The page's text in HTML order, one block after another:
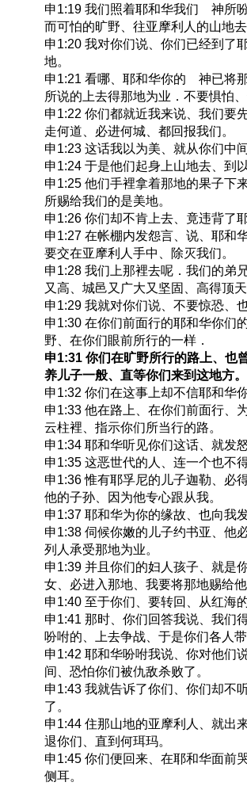
申1:19 我们照着耶和华我们 神所
而可怕的旷野、往亚摩利人的山地
申1:20 我对你们说、你们已经到
地。
申1:21 看哪、耶和华你的 神已将
所说的上去得那地为业．不要惧怕、
申1:22 你们都就近我来说、我们要
走何道、必进何城、都回报我们。
申1:23 这话我以为美、就从你们中
申1:24 于是他们起身上山地去、到
申1:25 他们手裡拿着那地的果子
所赐给我们的是美地。
申1:26 你们却不肯上去、竟违背了
申1:27 在帐棚内发怨言、说、耶和
要交在亚摩利人手中、除灭我们。
申1:28 我们上那裡去呢．我们的弟
又高、城邑又广大又坚固、高得顶
申1:29 我就对你们说、不要惊恐、
申1:30 在你们前面行的耶和华你
野、在你们眼前所行的一样．
申1:31 你们在旷野所行的路上、
养儿子一般、直等你们来到这地方。
申1:32 你们在这事上却不信耶和华
申1:33 他在路上、在你们前面行、
云柱裡、指示你们所当行的路。
申1:34 耶和华听见你们这话、就发
申1:35 这恶世代的人、连一个也不
申1:36 惟有耶孚尼的儿子迦勒、必
他的子孙、因为他专心跟从我。
申1:37 耶和华为你的缘故、也向我
申1:38 伺候你嫩的儿子约书亚、他
列人承受那地为业。
申1:39 并且你们的妇人孩子、就是
女、必进入那地、我要将那地赐给
申1:40 至于你们、要转回、从红海
申1:41 那时、你们回答我说、我
吩咐的、上去争战、于是你们各人
申1:42 耶和华吩咐我说、你对他们
间、恐怕你们被仇敌杀败了。
申1:43 我就告诉了你们、你们却不
了。
申1:44 住那山地的亚摩利人、就出
退你们、直到何珥玛。
申1:45 你们便回来、在耶和华面前
侧耳。